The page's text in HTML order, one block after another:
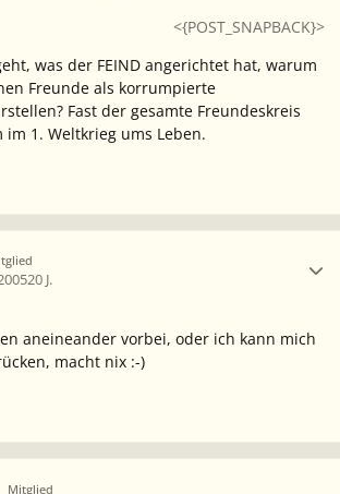
<{POST_SNAPBACK}>
was der FEIND angerichtet hat, warum
Freunde als korrumpierte
Fast der gesamte Freundeskreis
im 1. Weltkrieg ums Leben.
20 J.
aneineander vorbei, oder ich kann mich
macht nix :-)
Mitglied